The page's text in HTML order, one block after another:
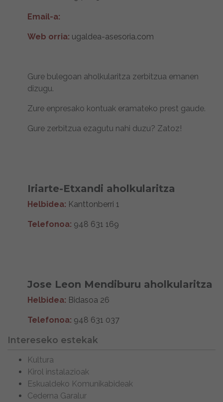
Email-a:
Web orria: ugaldea-asesoria.com
Gure bulegoan aholkularitza zerbitzua emanen
dizugu.
Zure enpresako kontuak eramateko prest gaude.
Gure zerbitzua ezagutu nahi duzu? Zatoz!
Iriarte-Etxandi aholkularitza
Helbidea: Kanttonberri 1
Telefonoa: 948 631 169
Jose Leon Mendiburu aholkularitza
Helbidea: Bidasoa 26
Telefonoa: 948 631 037
Intereseko estekak
Kultura
Kirol instalazioak
Eskualdeko Komunikabideak
Cederna Garalur